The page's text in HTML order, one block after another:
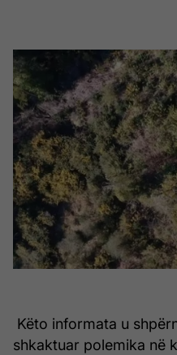
Këto informata u
shkaktuar polemika në